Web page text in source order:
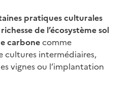
pratiques culturales
de l’écosystème sol
carbonecomme
cultures intermédiaires,
vignes ou l’implantation